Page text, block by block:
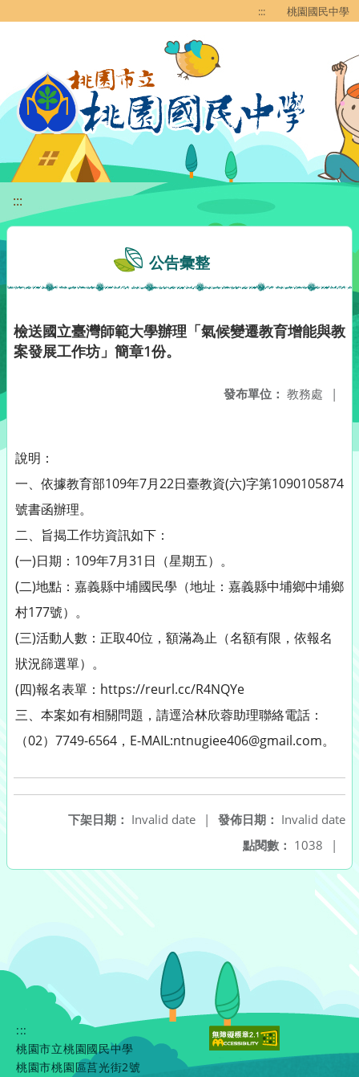
::: 桃園國民中學
:::
公告彙整
檢送國立臺灣師範大學辦理「氣候變遷教育增能與教
案發展工作坊」簡章1份。
發布單位： 教務處 |
說明：
一、依據教育部109年7月22日臺教資(六)字第1090105874
號書函辦理。
二、旨揭工作坊資訊如下：
(一)日期：109年7月31日（星期五）。
(二)地點：嘉義縣中埔國民學（地址：嘉義縣中埔鄉中埔鄉
村177號）。
(三)活動人數：正取40位，額滿為止（名額有限，依報名
狀況篩選單）。
(四)報名表單：https://reurl.cc/R4NQYe
三、本案如有相關問題，請逕洽林欣蓉助理聯絡電話：
（02）7749-6564，E-MAIL:ntnugiee406@gmail.com。
發佈日期： Invalid date
下架日期： Invalid date
|
點閱數： 1038 |
:::
桃園市立桃園國民中學
桃園市桃園區莒光街2號